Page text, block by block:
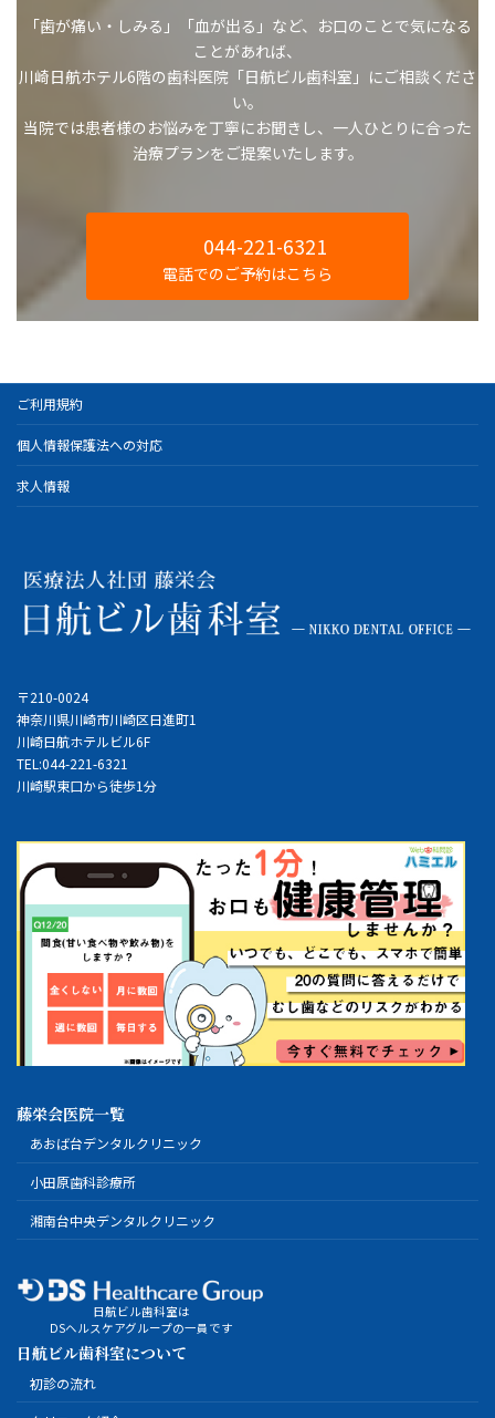
「歯が痛い・しみる」「血が出る」など、お口のことで気になる
ことがあれば、
川崎日航ホテル6階の歯科医院「日航ビル歯科室」にご相談くださ
い。
当院では患者様のお悩みを丁寧にお聞きし、一人ひとりに合った
治療プランをご提案いたします。
044-221-6321
電話でのご予約はこちら
ご利用規約
個人情報保護法への対応
求人情報
〒210-0024
神奈川県川崎市川崎区日進町1
川崎日航ホテルビル6F
TEL:044-221-6321
川崎駅東口から徒歩1分
藤栄会医院一覧
あおば台デンタルクリニック
小田原歯科診療所
湘南台中央デンタルクリニック
日航ビル歯科室は
DSヘルスケアグループの一員です
日航ビル歯科室について
初診の流れ